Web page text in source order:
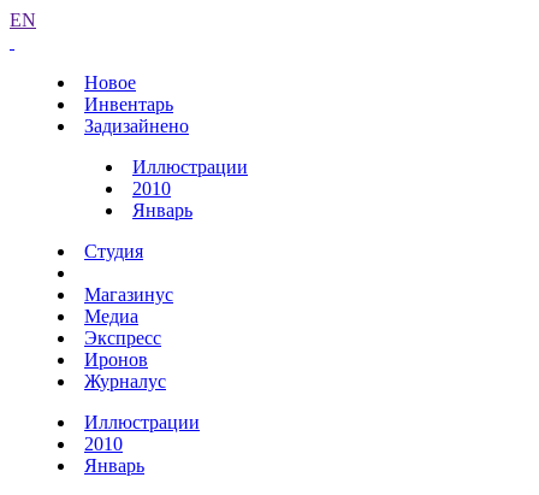
EN
Новое
Инвентарь
Задизайнено
Иллюстрации
2010
Январь
Студия
Магазинус
Медиа
Экспресс
Иронов
Журналус
Иллюстрации
2010
Январь